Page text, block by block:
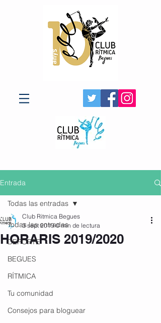
Entrada
Todas las entradas
DEPORTE
BEGUES
RÍTMICA
Tu comunidad
Consejos para bloguear
Todas las entradas
HORARIS 2019/2020
Club Ritmica Begues
3 sept 2019 0 min de lectura